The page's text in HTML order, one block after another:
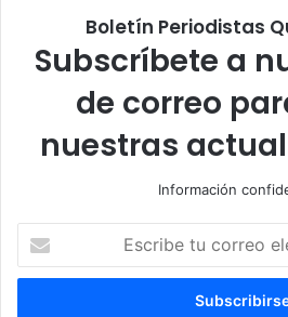
Boletín Periodistas
Subscríbete a
de correo
nuestras
Información
correo